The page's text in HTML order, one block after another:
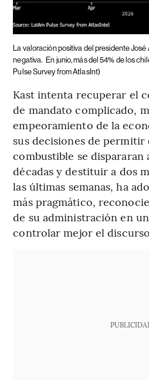
La valoración positiva del presidente
negativa. En junio, más del 54% de los
Pulse Survey from AtlasInt)
Kast intenta recuperar el
de mandato complicado,
empeoramiento de la
sus decisiones de
combustible se dispararan
décadas y destituir a dos
las últimas semanas, ha
más pragmático,
de su administración en
controlar mejor el